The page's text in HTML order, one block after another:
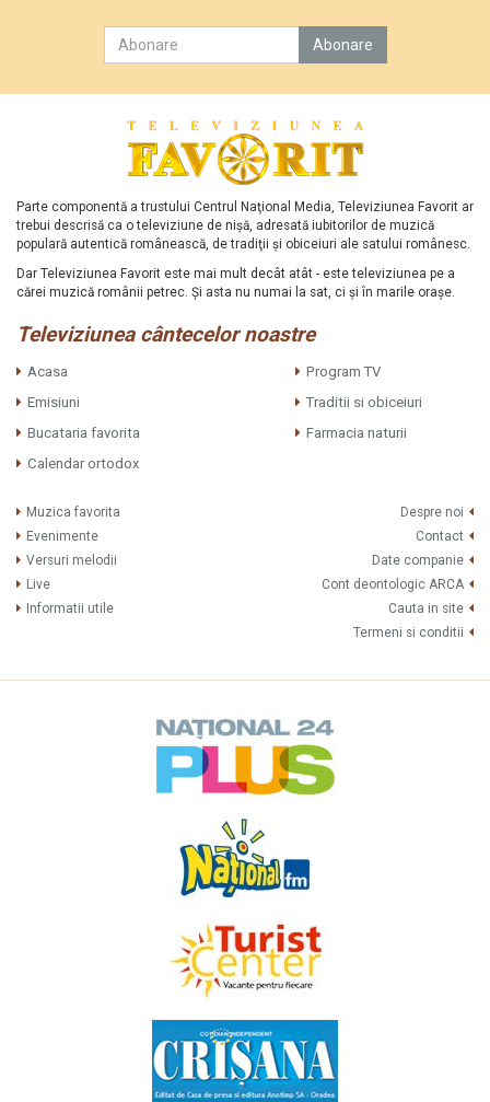
Parte componentă a trustului Centrul Naţional Media, Televiziunea Favorit ar
trebui descrisă ca o televiziune de nişă, adresată iubitorilor de muzică
populară autentică românească, de tradiţii şi obiceiuri ale satului românesc.
Dar Televiziunea Favorit este mai mult decât atât - este televiziunea pe a
cărei muzică românii petrec. Şi asta nu numai la sat, ci şi în marile oraşe.
Televiziunea cântecelor noastre
Acasa
Program TV
Emisiuni
Traditii si obiceiuri
Bucataria favorita
Farmacia naturii
Calendar ortodox
Muzica favorita
Evenimente
Versuri melodii
Live
Informatii utile
Despre noi
Contact
Date companie
Cont deontologic ARCA
Cauta in site
Termeni si conditii